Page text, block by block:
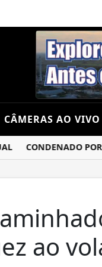
CÂMERAS AO VIVO
CONDENADO POR
ao